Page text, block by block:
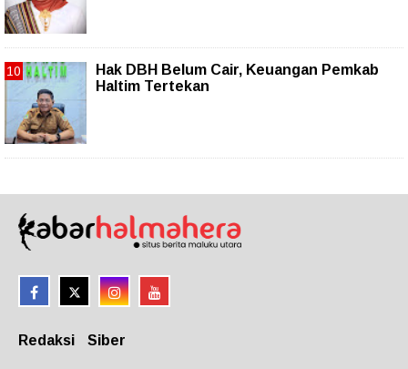
Hak DBH Belum Cair, Keuangan Pemkab
Haltim Tertekan
Redaksi Siber